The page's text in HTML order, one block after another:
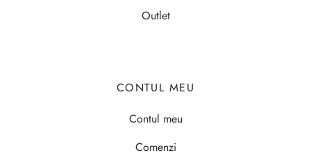
Outlet
CONTUL MEU
Contul meu
Comenzi